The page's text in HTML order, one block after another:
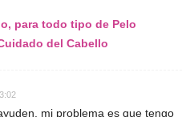
para todo tipo de Pelo
del Cabello
mi problema es que tengo